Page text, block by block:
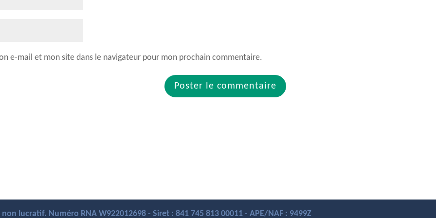
e-mail et mon site dans le navigateur pour mon prochain commentaire.
lucratif. Numéro RNA W922012698 - Siret : 841 745 813 00011 - APE/NAF : 9499Z